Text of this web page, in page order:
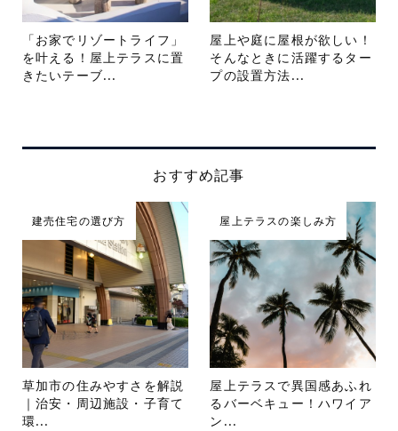
「お家でリゾートライフ」
を叶える！屋上テラスに置
きたいテーブ...
屋上や庭に屋根が欲しい！
そんなときに活躍するター
プの設置方法...
おすすめ記事
建売住宅の選び方
草加市の住みやすさを解説
｜治安・周辺施設・子育て
環...
屋上テラスの楽しみ方
屋上テラスで異国感あふれ
るバーベキュー！ハワイア
ン...